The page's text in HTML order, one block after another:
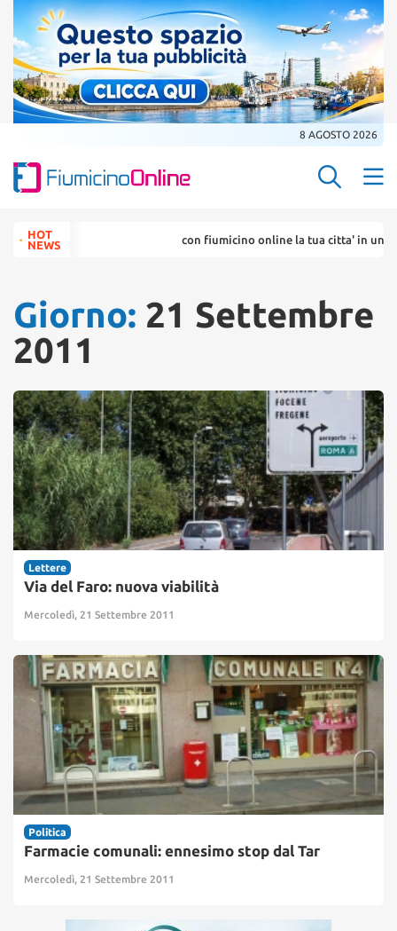
8 AGOSTO 2026
Search
for:HOT
NEWS
con fiumicino online la tua citta' in un ... click
Giorno: 21 Settembre
2011
Lettere
Via del Faro: nuova viabilità
Mercoledì, 21 Settembre 2011
Politica
Farmacie comunali: ennesimo stop dal Tar
Mercoledì, 21 Settembre 2011